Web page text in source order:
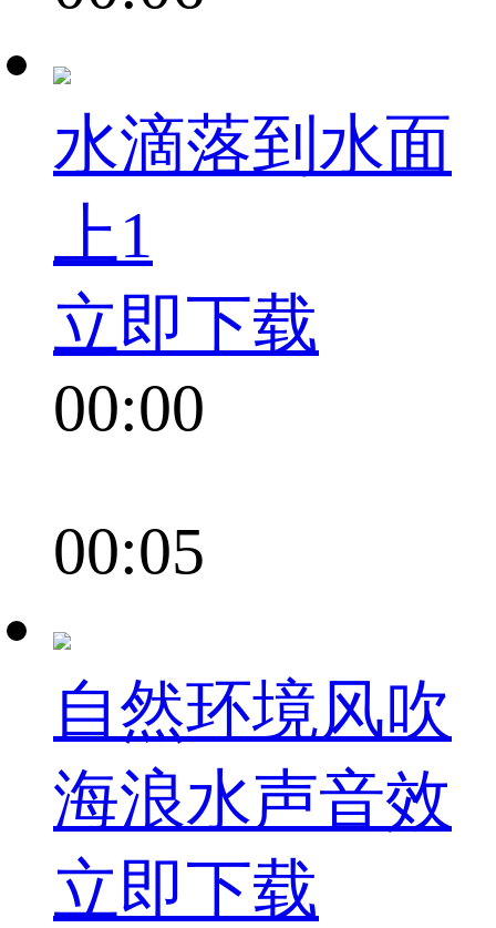
水滴落到水面
上1
立即下载
00:00
00:05
自然环境风吹
海浪水声音效
立即下载